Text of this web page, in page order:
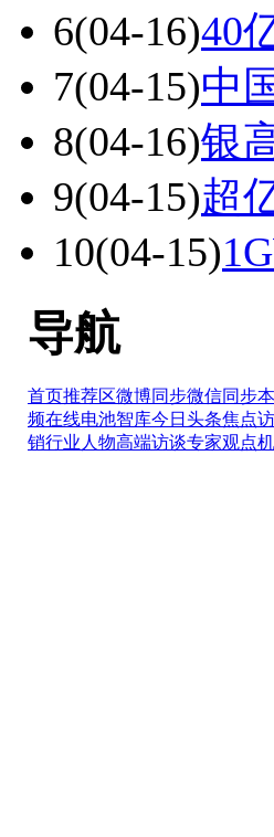
6(04-16)40
7(04-15)中
8(04-16)银
9(04-15)超
10(04-15)
导航
首页推荐区微博同步微信同步
频在线电池智库今日头条焦点
销行业人物高端访谈专家观点